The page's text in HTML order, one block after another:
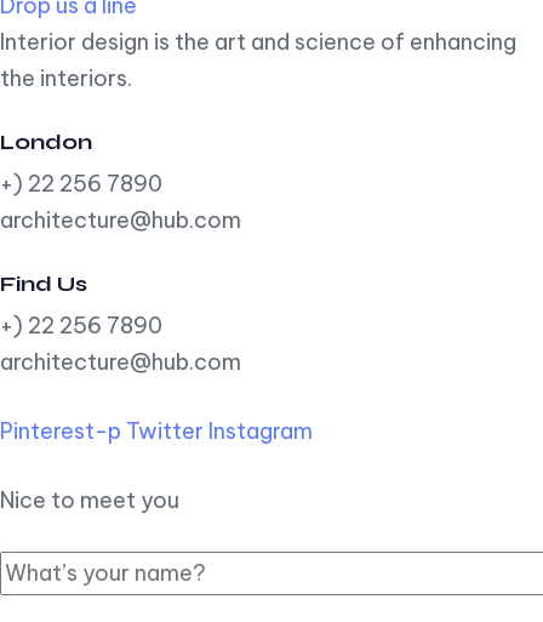
Interior design is the art and science of enhancing
the interiors.
London
+) 22 256 7890
architecture@hub.com
Find Us
+) 22 256 7890
architecture@hub.com
Pinterest-p Twitter Instagram
Nice to meet you